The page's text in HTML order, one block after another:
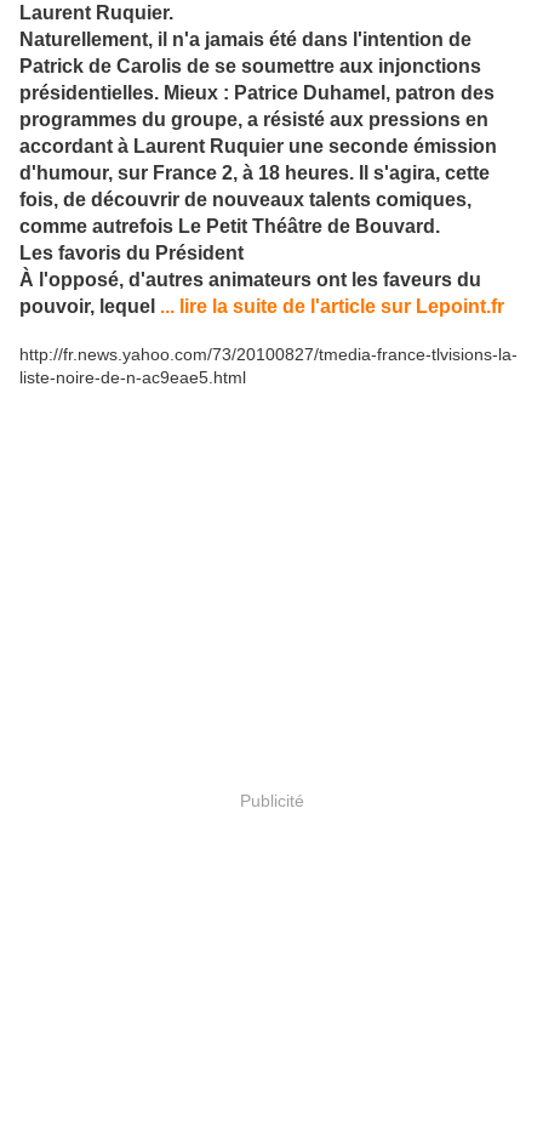
Laurent Ruquier.
Naturellement, il n'a jamais été dans l'intention de
Patrick de Carolis de se soumettre aux injonctions
présidentielles. Mieux : Patrice Duhamel, patron des
programmes du groupe, a résisté aux pressions en
accordant à Laurent Ruquier une seconde émission
d'humour, sur France 2, à 18 heures. Il s'agira, cette
fois, de découvrir de nouveaux talents comiques,
comme autrefois Le Petit Théâtre de Bouvard.
Les favoris du Président
À l'opposé, d'autres animateurs ont les faveurs du
pouvoir, lequel ... lire la suite de l'article sur Lepoint.fr
http://fr.news.yahoo.com/73/20100827/tmedia-france-tlvisions-la-
liste-noire-de-n-ac9eae5.html
Publicité